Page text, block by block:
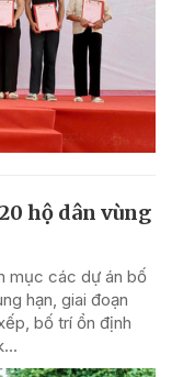
hộ dân vùng
mục các dự án bố
hạn, giai đoạn
bố trí ổn định